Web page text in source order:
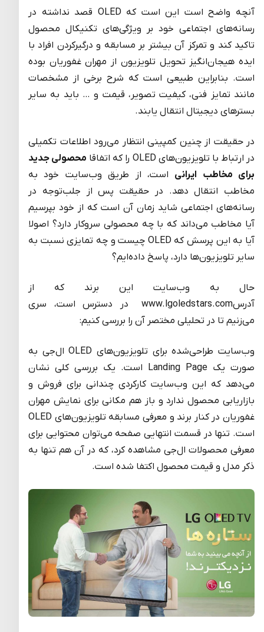
آنچه واضح است این است که OLED قصد نداشته در
رسانه‌های اجتماعی خود بر ویژگی‌های تکنیکال محصول
تاکید کند و تمرکز آن بیشتر بر مسابقه و درگیرکردن افراد با
ایده هیجان‌انگیز تحویل تلویزیون از مهران غفوریان بوده
است. بنابراین طبیعی است که شرح برخی از مشخصات
مانند تمایز فنی، کیفیت تصویر، قیمت و … باید به سایر
بسترهای دیجیتال انتقال یابند.
در حقیقت از چنین کمپینی انتظار می‌رود اطلاعات تکمیلی
در ارتباط با تلویزیون‌‌های OLED را که اتفاقا
محصولی جدید
برای مخاطب ایرانی است، از طریق وب‌سایت خود به
مخاطب انتقال دهد. در حقیقت پس از جلب‌توجه در
رسانه‌های اجتماعی شاید زمان آن است که از خود بپرسیم
آیا مخاطب می‌داند که با چه محصولی سروکار دارد؟ اصولا
آیا به این پرسش که OLED چیست و چه تمایزی نسبت به
سایر تلویزیون‌ها دارد، پاسخ داده‌ایم؟
حال به وب‌سایت این برند که از
آدرسwww.lgoledstars.com در دسترس است، سری
می‌زنیم تا در تحلیلی مختصر آن را بررسی کنیم:
وب‌سایت طراحی‌شده برای تلویزیون‌های OLED ال‌جی به
صورت یک Landing Page است. یک بررسی کلی نشان
می‌دهد که این وب‌سایت کارکردی چندانی برای فروش و
بازاریابی محصول ندارد و باز هم مکانی برای نمایش مهران
غفوریان در کنار برند و معرفی مسابقه تلویزیون‌های OLED
است. تنها در قسمت انتهایی صفحه می‌توان محتوایی برای
معرفی محصولات ال‌جی مشاهده کرد، که در آن هم تنها به
ذکر مدل و قیمت محصول اکتفا شده است.